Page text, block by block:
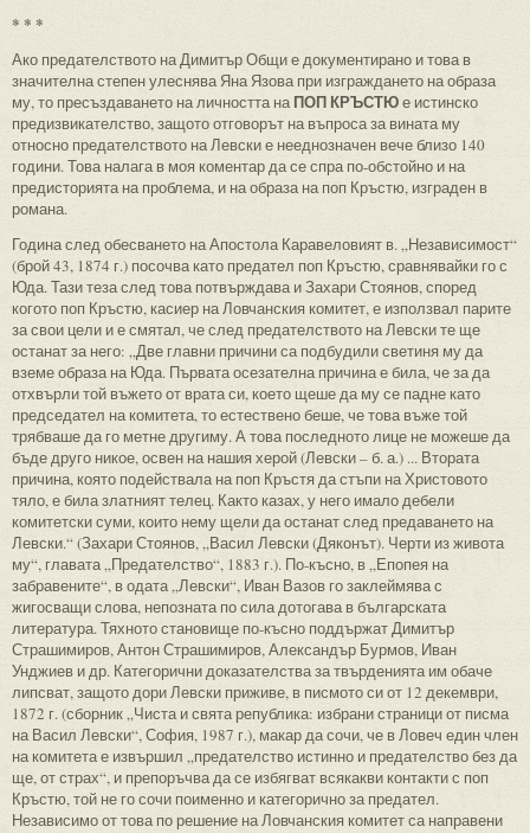
* * *
Ако предателството на Димитър Общи е документирано и това в
значителна степен улеснява Яна Язова при изграждането на образа
му, то пресъздаването на личността наПОП КРЪСТЮе истинско
предизвикателство, защото отговорът на въпроса за вината му
относно предателството на Левски е нееднозначен вече близо 140
години. Това налага в моя коментар да се спра по-обстойно и на
предисторията на проблема, и на образа на поп Кръстю, изграден в
романа.
Година след обесването на Апостола Каравеловият в. „Независимост“
(брой 43, 1874 г.) посочва като предател поп Кръстю, сравнявайки го с
Юда. Тази теза след това потвърждава и Захари Стоянов, според
когото поп Кръстю, касиер на Ловчанския комитет, е използвал парите
за свои цели и е смятал, че след предателството на Левски те ще
останат за него: „Две главни причини са подбудили светиня му да
вземе образа на Юда. Първата осезателна причина е била, че за да
отхвърли той въжето от врата си, което щеше да му се падне като
председател на комитета, то естествено беше, че това въже той
трябваше да го метне другиму. А това последното лице не можеше да
бъде друго никое, освен на нашия херой (Левски – б. а.) ... Втората
причина, която подействала на поп Кръстя да стъпи на Христовото
тяло, е била златният телец. Както казах, у него имало дебели
комитетски суми, които нему щели да останат след предаването на
Левски.“ (Захари Стоянов, „Васил Левски (Дяконът). Черти из живота
му“, главата „Предателство“, 1883 г.). По-късно, в „Епопея на
забравените“, в одата „Левски“, Иван Вазов го заклеймява с
жигосващи слова, непозната по сила дотогава в българската
литература. Тяхното становище по-късно поддържат Димитър
Страшимиров, Антон Страшимиров, Александър Бурмов, Иван
Унджиев и др. Категорични доказателства за твърденията им обаче
липсват, защото дори Левски приживе, в писмото си от 12 декември,
1872 г. (сборник „Чиста и свята република: избрани страници от писма
на Васил Левски“, София, 1987 г.), макар да сочи, че в Ловеч един член
на комитета е извършил „предателство истинно и предателство без да
ще, от страх“, и препоръчва да се избягват всякакви контакти с поп
Кръстю, той не го сочи поименно и категорично за предател.
Независимо от това по решение на Ловчанския комитет са направени